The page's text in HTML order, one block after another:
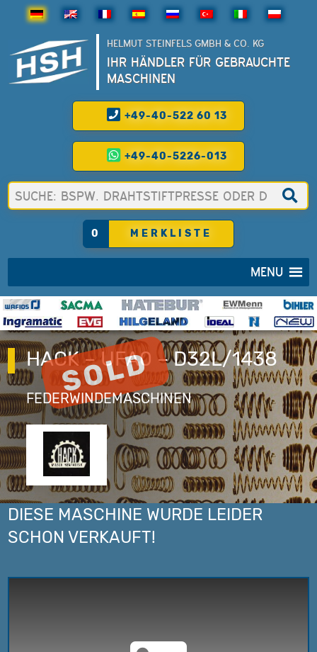
HELMUT STEINFELS GMBH & CO. KG
IHR HÄNDLER FÜR GEBRAUCHTE
MASCHINEN
+49-40-522 60 13
+49-40-5226-013
0 MERKLISTE
MENU
HACK – UFA0 – D32L/1438
FEDERWINDEMASCHINEN
DIESE MASCHINE WURDE LEIDER
SCHON VERKAUFT!